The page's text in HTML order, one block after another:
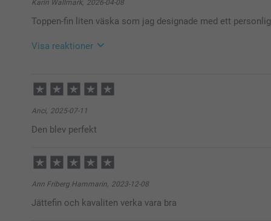
Karin Wallmark, 2026-04-08
Toppen-fin liten väska som jag designade med ett
Visa reaktioner
11:25
Hej Karin,
Stort tack för dina ⭐️⭐️⭐️⭐️⭐️ och omdöme, vi är
Varma hälsningar,
Anci, 2025-07-11
Den blev perfekt
Ann Friberg Hammarin, 2023-12-08
Jättefin och kavaliten verka vara bra